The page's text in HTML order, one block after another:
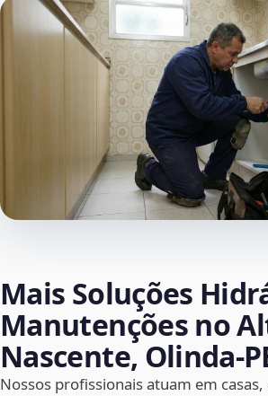
Mais Soluções
Manutenções no
Nascente,
Nossos profissionais atuam em